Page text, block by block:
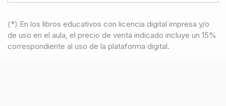
(*) En los libros educativos con licencia digital impresa y/o
de uso en el aula, el precio de venta indicado incluye un 15%
correspondiente al uso de la plataforma digital.